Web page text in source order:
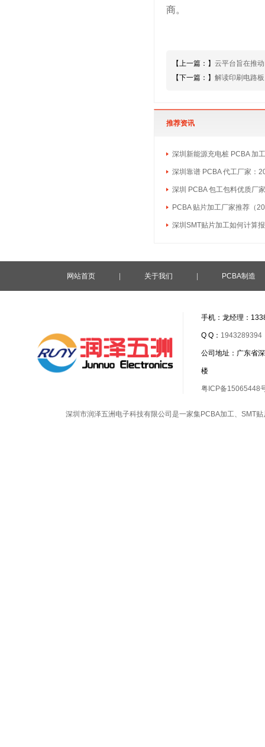
商。
【上一篇：】 云平台旨在推
【下一篇：】 解读印刷电路
推荐资讯
深圳新能源充电桩 PCBA 加
深圳靠谱 PCBA 代工厂家：
深圳 PCBA 包工包料优质厂
PCBA 贴片加工厂家推荐（
深圳SMT贴片加工如何计算
网站首页 关于我们 PCBA制造
手机：龙经理：
Q Q： 1943289394
公司地址：广东省
楼
粤ICP备15065448
深圳市润泽五洲电子科技有限公司是一家集PCBA加工、 SMT贴